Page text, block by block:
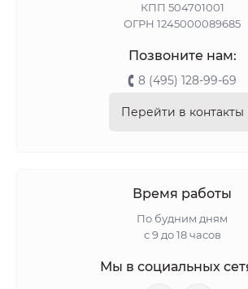
КПП 504701001
ОГРН 1245000089685
Позвоните нам:
8 (495) 128-99-69
Перейти в контакты
Время работы
По будним дням
с 9 до 18 часов
Мы в социальных